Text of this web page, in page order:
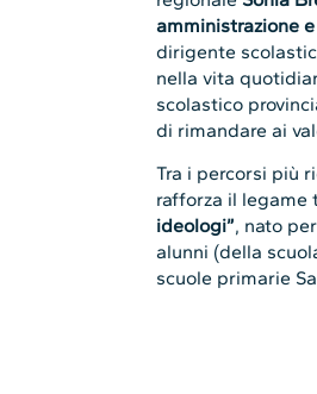
amministrazione
dirigente
nella vita
scolastico
di rimandare ai
Tra i percorsi più
rafforza il legame
ideologi”, nato
alunni (della
scuole primarie